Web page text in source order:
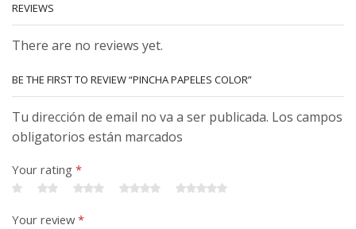
REVIEWS
There are no reviews yet.
BE THE FIRST TO REVIEW “PINCHA PAPELES COLOR”
Tu dirección de email no va a ser publicada. Los campos
obligatorios están marcados
Your rating *
Your review*